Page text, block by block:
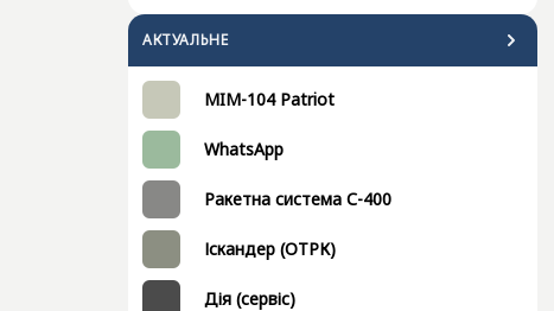
АКТУАЛЬНЕ
MIM-104 Patriot
WhatsApp
Ракетна система С-400
Іскандер (ОТРК)
Дія (сервіс)